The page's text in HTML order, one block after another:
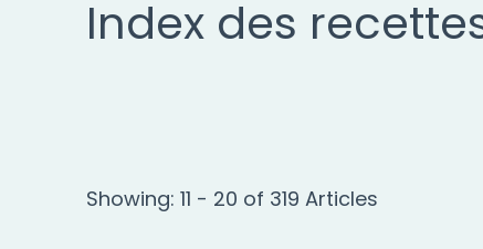
Index des
Showing: 11 - 20 of 319 Articles